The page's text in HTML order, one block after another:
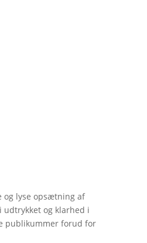
og lyse opsætning af
udtrykket og klarhed i
publikummer forud for